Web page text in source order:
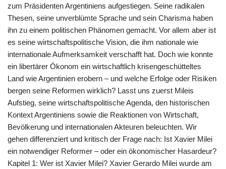
zum Präsidenten Argentiniens aufgestiegen. Seine radikalen
Thesen, seine unverblümte Sprache und sein Charisma haben
ihn zu einem politischen Phänomen gemacht. Vor allem aber ist
es seine wirtschaftspolitische Vision, die ihm nationale wie
internationale Aufmerksamkeit verschafft hat. Doch wie konnte
ein libertärer Ökonom ein wirtschaftlich krisengeschütteltes
Land wie Argentinien erobern – und welche Erfolge oder Risiken
bergen seine Reformen wirklich? Lasst uns zuerst Mileis
Aufstieg, seine wirtschaftspolitische Agenda, den historischen
Kontext Argentiniens sowie die Reaktionen von Wirtschaft,
Bevölkerung und internationalen Akteuren beleuchten. Wir
gehen differenziert und kritisch der Frage nach: Ist Xavier Milei
ein notwendiger Reformer – oder ein ökonomischer Hasardeur?
Kapitel 1: Wer ist Xavier Milei? Xavier Gerardo Milei wurde am